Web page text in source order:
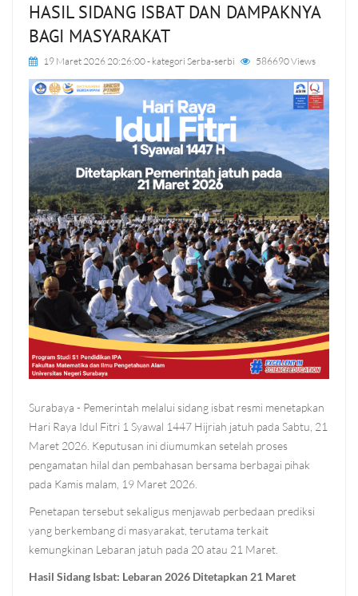
HASIL SIDANG ISBAT DAN DAMPAKNYA
BAGI MASYARAKAT
19 Maret 2026 20:26:00- kategori Serba-serbi 586690 Views
Surabaya - Pemerintah melalui sidang isbat resmi menetapkan
Hari Raya Idul Fitri 1 Syawal 1447 Hijriah jatuh pada Sabtu, 21
Maret 2026. Keputusan ini diumumkan setelah proses
pengamatan hilal dan pembahasan bersama berbagai pihak
pada Kamis malam, 19 Maret 2026.
Penetapan tersebut sekaligus menjawab perbedaan prediksi
yang berkembang di masyarakat, terutama terkait
kemungkinan Lebaran jatuh pada 20 atau 21 Maret.
Hasil Sidang Isbat: Lebaran 2026 Ditetapkan 21 Maret